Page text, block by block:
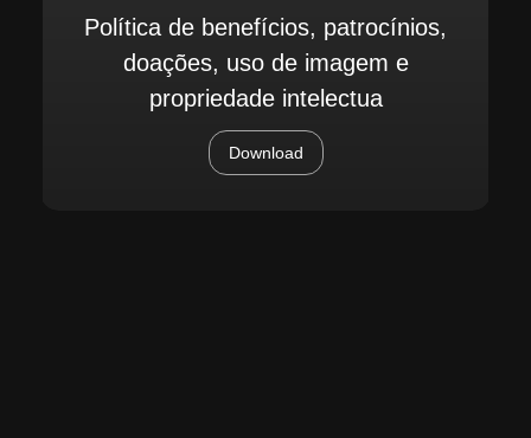
Política de benefícios, patrocínios,
doações, uso de imagem e
propriedade intelectua
Download